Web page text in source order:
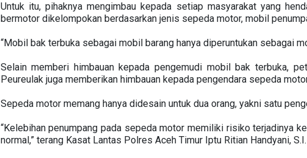
Untuk itu, pihaknya mengimbau kepada setiap masyarakat yang
bermotor dikelompokan berdasarkan jenis sepeda motor, mobil
“Mobil bak terbuka sebagai mobil barang hanya diperuntukan sebagai
Selain memberi himbauan kepada pengemudi mobil bak terbuka,
Peureulak juga memberikan himbauan kepada pengendara sepeda
Sepeda motor memang hanya didesain untuk dua orang, yakni satu
“Kelebihan penumpang pada sepeda motor memiliki risiko terjadinya
normal,” terang Kasat Lantas Polres Aceh Timur Iptu Ritian Handyani,